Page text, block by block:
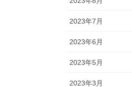
2023年7月
2023年6月
2023年5月
2023年3月